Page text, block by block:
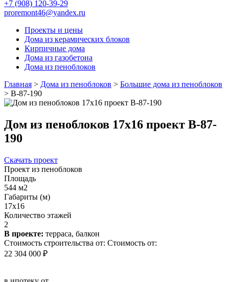
+7 (908) 120-39-29
proremont46@yandex.ru
Проекты и цены
Дома из керамических блоков
Кирпичные дома
Дома из газобетона
Дома из пеноблоков
Главная > Дома из пеноблоков > Большие дома из пеноблоков
> В-87-190
Дом из пеноблоков 17х16 проект В-87-
190
Скачать проект
Проект из пеноблоков
Площадь
544 м2
Габариты (м)
17x16
Количество этажей
2
В проекте: терраса, балкон
Стоимость строительства от: Стоимость от:
22 304 000 ₽